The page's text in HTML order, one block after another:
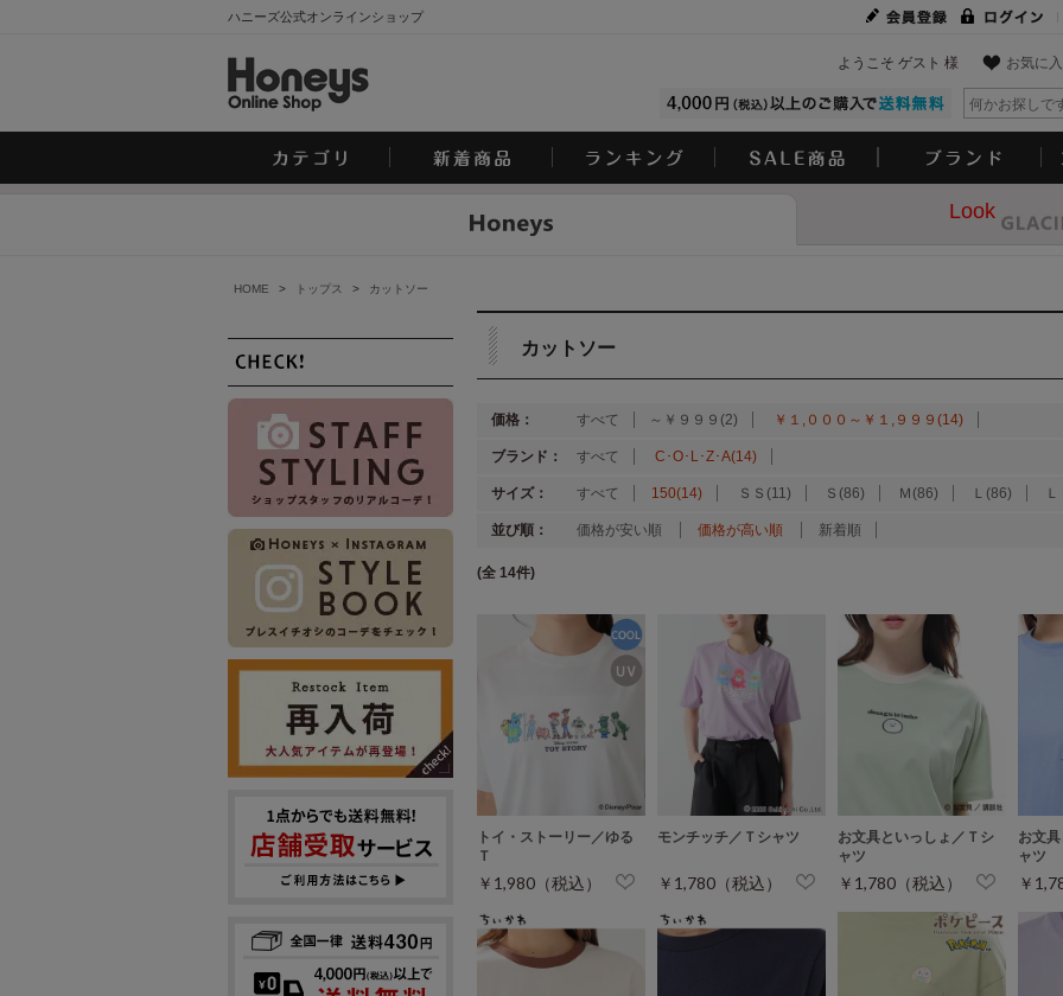
ハニーズ公式オンラインショップ
お気に入
ようこそ ゲスト 様
Look
HOME > トップス > カットソー
カットソー
価格： すべて ～￥９９９(2) ￥１,０００～￥１,９９９(14)
ブランド： すべて C･O･L･Z･A(14)
サイズ： すべて 150(14) ＳＳ(11) Ｓ(86) Ｍ(86) Ｌ(86)
並び順： 価格が安い順 価格が高い順 新着順
(全 14件)
トイ・ストーリー／ゆる
Ｔ
￥1,980（税込）
モンチッチ／Ｔシャツ
￥1,780（税込）
お文具といっしょ／Ｔシ
ャツ
￥1,780（税込）
お文
ャツ
￥